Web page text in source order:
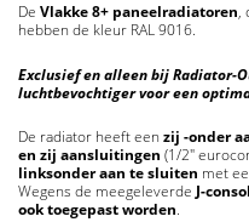
De Vlakke 8+ paneelradiatoren,
hebben de kleur RAL 9016.
Exclusief en alleen bij Radiator-
luchtbevochtiger voor een
De radiator heeft een zij -onder
en zij aansluitingen (1/2"
linksonder aan te sluiten met
Wegens de meegeleverde J-
ook toegepast worden.